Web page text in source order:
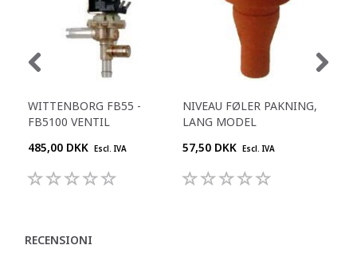
WITTENBORG FB55 -
FB5100 VENTIL
485,00 DKK Escl. IVA
NIVEAU FØLER PAKNING,
LANG MODEL
57,50 DKK Escl. IVA
RECENSIONI